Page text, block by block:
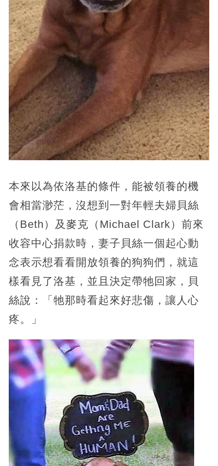
本來以為依洛基的條件，能被領養的機
會相當渺茫，沒想到一對年輕夫婦貝絲
（Beth）及麥克（Michael Clark）前來
收容中心捐款時，妻子貝絲一個起心動
念表示想看看開放領養的狗狗們，就這
樣看見了洛基，並且決定帶牠回家，貝
絲說：「牠那時看起來好悲傷，讓人心
疼。」